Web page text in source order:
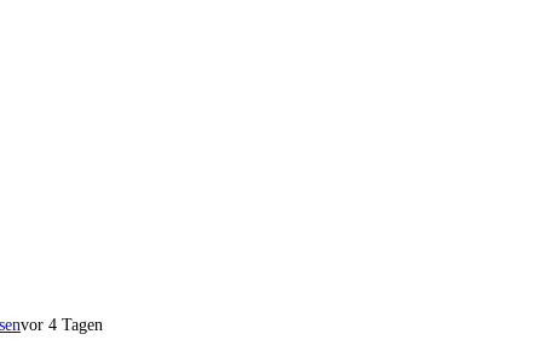
vor 4 Tagen